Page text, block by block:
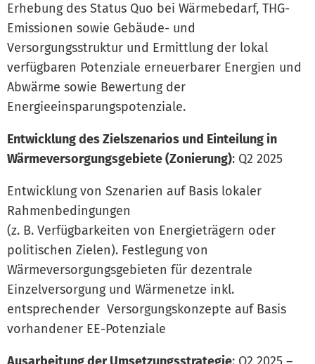
Erhebung des Status Quo bei Wärmebedarf, THG-
Emissionen sowie Gebäude- und
Versorgungsstruktur und Ermittlung der lokal
verfügbaren Potenziale erneuerbarer Energien und
Abwärme sowie Bewertung der
Energieeinsparungspotenziale.
Entwicklung des Zielszenarios und Einteilung in
Wärmeversorgungsgebiete (Zonierung): Q2 2025
Entwicklung von Szenarien auf Basis lokaler
Rahmenbedingungen
(z. B. Verfügbarkeiten von Energieträgern oder
politischen Zielen). Festlegung von
Wärmeversorgungsgebieten für dezentrale
Einzelversorgung und Wärmenetze inkl.
entsprechender Versorgungskonzepte auf Basis
vorhandener EE-Potenziale